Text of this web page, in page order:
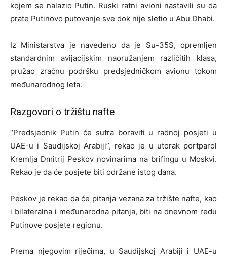
kojem se nalazio Putin. Ruski ratni avioni nastavili su da
prate Putinovo putovanje sve dok nije sletio u Abu Dhabi.
Iz Ministarstva je navedeno da je Su-35S, opremljen
standardnim avijacijskim naoružanjem različitih klasa,
pružao zračnu podršku predsjedničkom avionu tokom
međunarodnog leta.
Razgovori o tržištu nafte
“Predsjednik Putin će sutra boraviti u radnoj posjeti u
UAE-u i Saudijskoj Arabiji”, rekao je u utorak portparol
Kremlja Dmitrij Peskov novinarima na brifingu u Moskvi.
Rekao je da će posjete biti održane istog dana.
Peskov je rekao da će pitanja vezana za tržište nafte, kao
i bilateralna i međunarodna pitanja, biti na dnevnom redu
Putinove posjete regionu.
Prema njegovim riječima, u Saudijskoj Arabiji i UAE-u